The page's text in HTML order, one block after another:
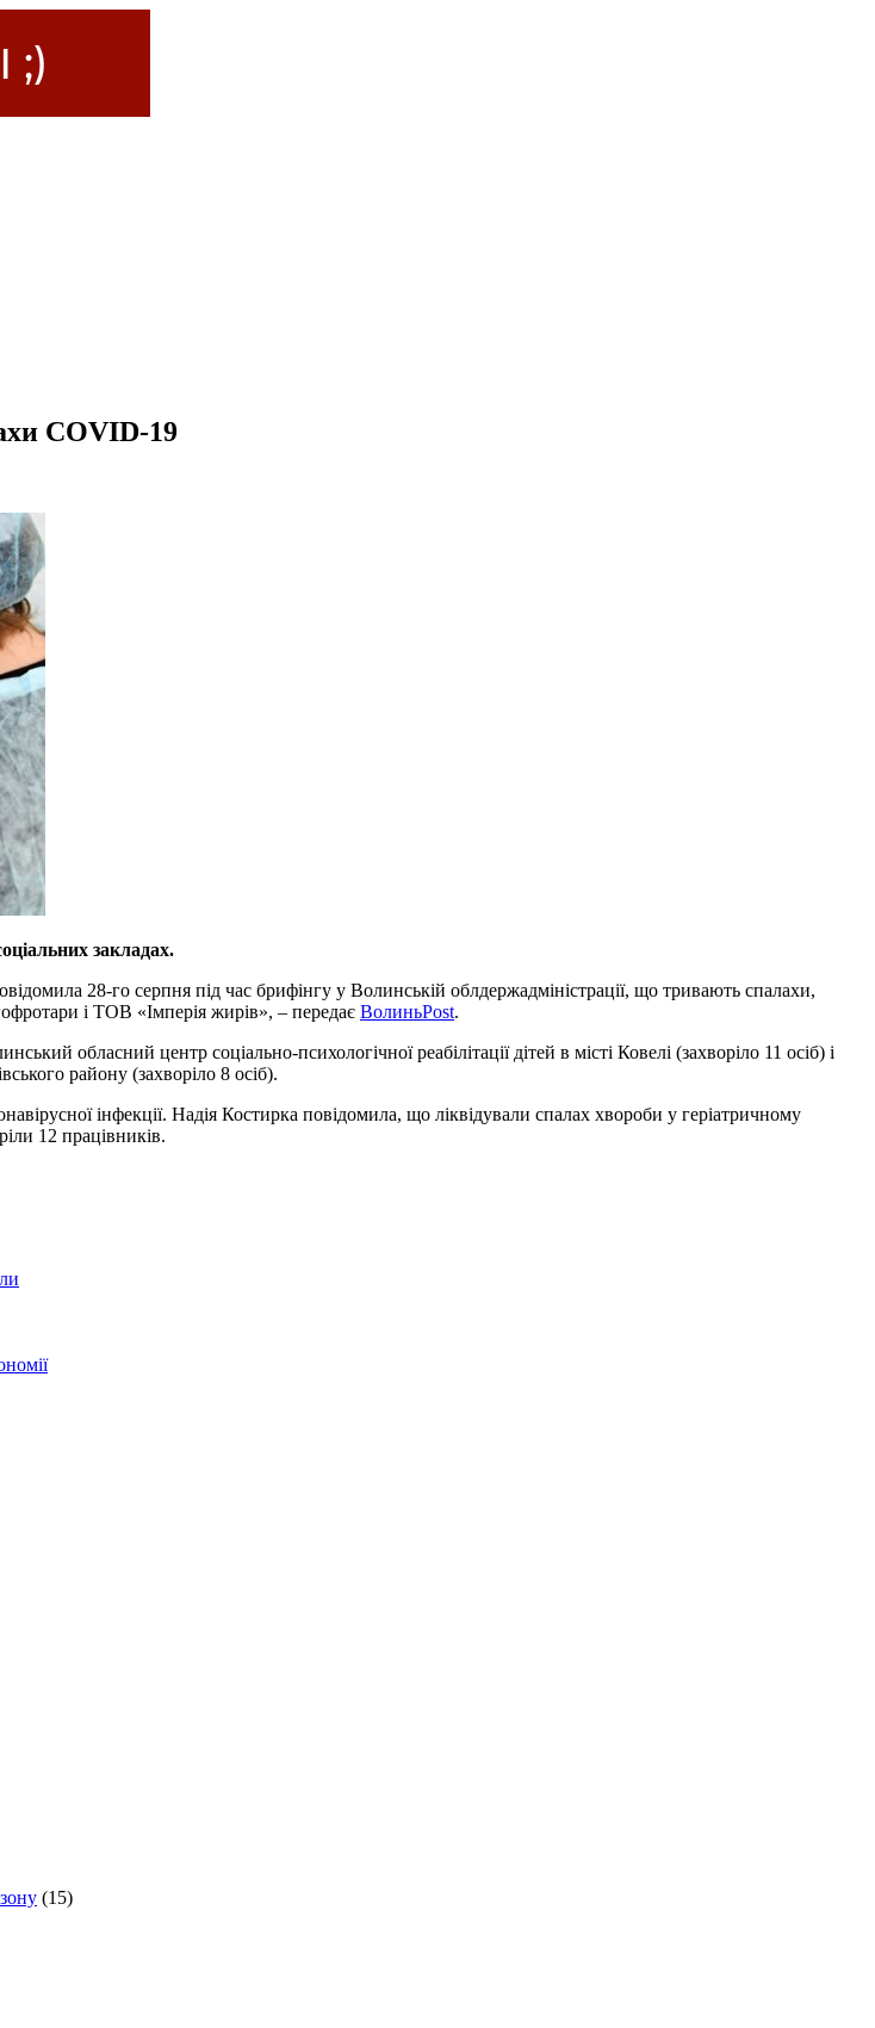
COVID-19
закладах.
28-го серпня під час брифінгу у Волинській облдержадміністрації, що тривають спалахи,
і ТОВ «Імперія жирів», – передає ВолиньPost.
обласний центр соціально-психологічної реабілітації дітей в місті Ковелі (захворіло 11 осіб) і
району (захворіло 8 осіб).
інфекції. Надія Костирка повідомила, що ліквідували спалах хвороби у геріатричному
12 працівників.
(15)